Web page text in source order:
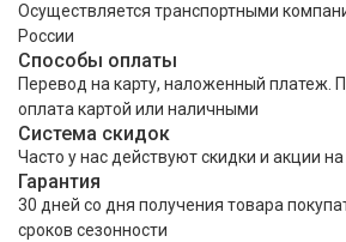
Осуществляется транспортными
России
Способы оплаты
Перевод на карту, наложенный платеж.
оплата картой или наличными
Система скидок
Часто у нас действуют скидки и акции
Гарантия
30 дней со дня получения товара
сроков сезонности